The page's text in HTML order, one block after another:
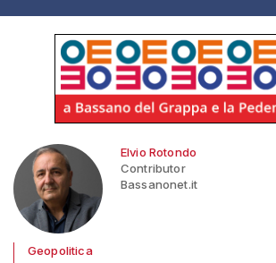
Elvio Rotondo
Contributor
Bassanonet.it
Geopolitica